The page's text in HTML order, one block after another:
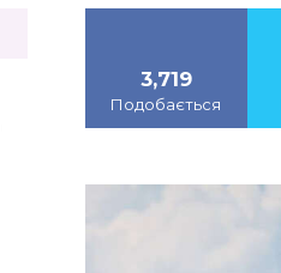
3,719
Подобається